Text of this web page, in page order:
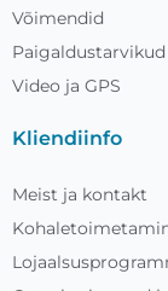
Võimendid
Paigaldustarvikud
Video ja GPS
Kliendiinfo
Meist ja kontakt